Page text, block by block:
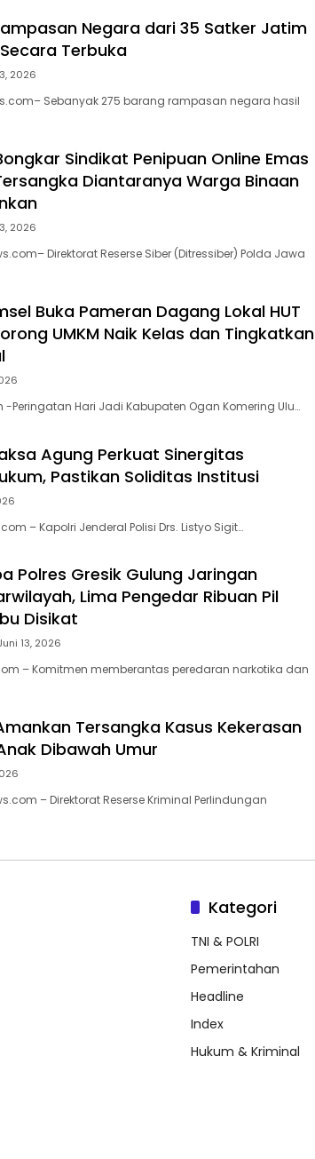
Negara dari 35 Satker Jatim
Terbuka
2026
Sebanyak 275 barang rampasan negara hasil
Sindikat Penipuan Online Emas
Diantaranya Warga Binaan
2026
Direktorat Reserse Siber (Ditressiber) Polda Jawa
Buka Pameran Dagang Lokal HUT
UMKM Naik Kelas dan Tingkatkan
-Peringatan Hari Jadi Kabupaten Ogan Komering Ulu…
Agung Perkuat Sinergitas
Pastikan Soliditas Institusi
– Kapolri Jenderal Polisi Drs. Listyo Sigit…
Polres Gresik Gulung Jaringan
Lima Pengedar Ribuan Pil
Disikat
13, 2026
– Komitmen memberantas peredaran narkotika dan
Tersangka Kasus Kekerasan
Dibawah Umur
– Direktorat Reserse Kriminal Perlindungan
Kategori
TNI & POLRI
Pemerintahan
Headline
Index
Hukum & Kriminal